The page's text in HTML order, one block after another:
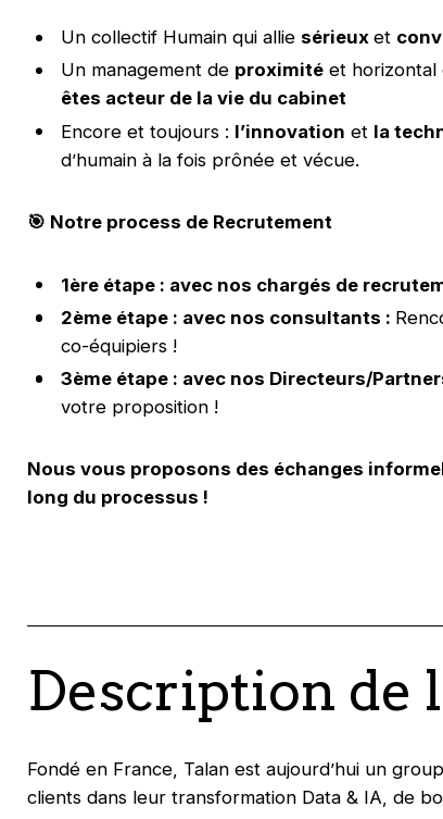
Un collectif Humain qui alliesérieuxet
Un management de proximité et horizontal
êtes acteur de la vie du cabinet
Encore et toujours : l’innovation et la
d’humain à la fois prônée et vécue.
🎯 Notre process de Recrutement
1ère étape : avec nos chargés de
2ème étape : avec nos consultants :
co-équipiers !
3ème étape : avec nos Directeurs/
votre proposition !
Nous vous proposons des échanges
long du processus !
Description de
Fondé en France, Talan est aujourd’hui un
clients dans leur transformation Data & IA, de